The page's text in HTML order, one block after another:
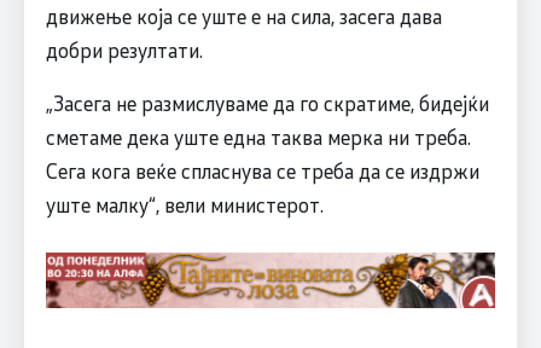
движење која се уште е на сила, засега дава
добри резултати.
„Засега не размислуваме да го скратиме, бидејќи
сметаме дека уште една таква мерка ни треба.
Сега кога веќе спласнува се треба да се издржи
уште малку“, вели министерот.